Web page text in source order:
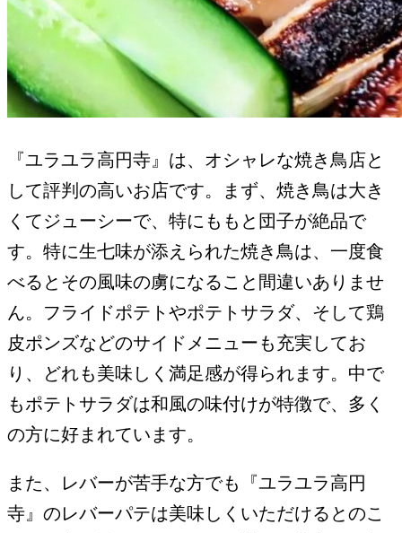
『ユラユラ高円寺』は、オシャレな焼き鳥店と
して評判の高いお店です。まず、焼き鳥は大き
くてジューシーで、特にももと団子が絶品で
す。特に生七味が添えられた焼き鳥は、一度食
べるとその風味の虜になること間違いありませ
ん。フライドポテトやポテトサラダ、そして鶏
皮ポンズなどのサイドメニューも充実してお
り、どれも美味しく満足感が得られます。中で
もポテトサラダは和風の味付けが特徴で、多く
の方に好まれています。
また、レバーが苦手な方でも『ユラユラ高円
寺』のレバーパテは美味しくいただけるとのこ